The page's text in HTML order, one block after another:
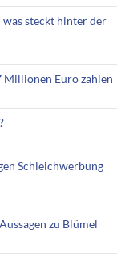
steckt hinter der
Millionen Euro zahlen
Schleichwerbung
zu Blümel